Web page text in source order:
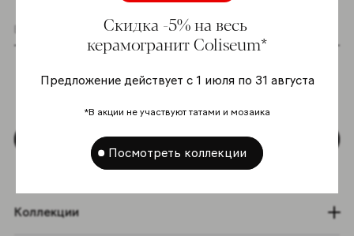
Скидка -5% на весь
керамогранит Coliseum*
Предложение действует с 1 июля по 31 августа
*В акции не участвуют татами и мозаика
Посмотреть коллекции
Я даю согласие на хранение и обработку
Политике в отношении обработки
Подписаться
Коллекции